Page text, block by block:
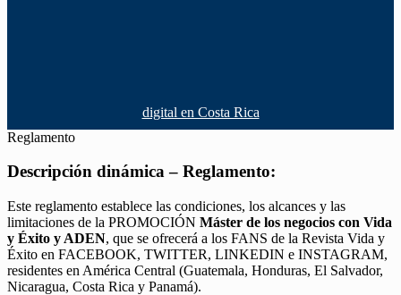
digital en Costa Rica
Reglamento
Descripción dinámica – Reglamento:
Este reglamento establece las condiciones, los alcances y las
limitaciones de la PROMOCIÓN Máster de los negocios con Vida
y Éxito y ADEN, que se ofrecerá a los FANS de la Revista Vida y
Éxito en FACEBOOK, TWITTER, LINKEDIN e INSTAGRAM,
residentes en América Central (Guatemala, Honduras, El Salvador,
Nicaragua, Costa Rica y Panamá).